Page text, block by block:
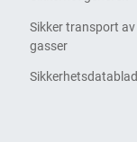
Sikker transport av
gasser
Sikkerhetsdatablad